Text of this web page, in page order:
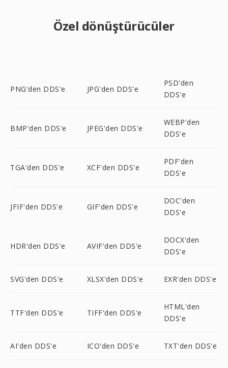
Özel dönüştürücüler
PNG'den DDS'e JPG'den DDS'e
PSD'den
DDS'e
BMP'den DDS'e JPEG'den DDS'e
WEBP'den
DDS'e
TGA'den DDS'e XCF'den DDS'e
PDF'den
DDS'e
JFIF'den DDS'e GIF'den DDS'e
DOC'den
DDS'e
HDR'den DDS'e AVIF'den DDS'e
DOCX'den
DDS'e
SVG'den DDS'e XLSX'den DDS'e EXR'den DDS'e
TTF'den DDS'e TIFF'den DDS'e
HTML'den
DDS'e
AI'den DDS'e ICO'den DDS'e TXT'den DDS'e